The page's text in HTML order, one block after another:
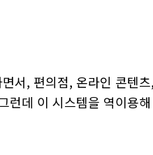
서, 편의점, 온라인 콘텐
런데 이 시스템을 역이용